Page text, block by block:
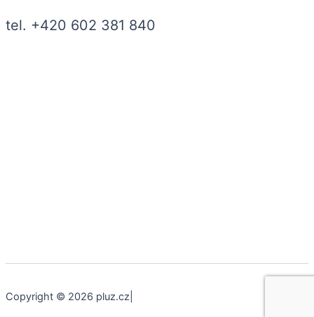
tel. +420 602 381 840
Copyright © 2026 pluz.cz|